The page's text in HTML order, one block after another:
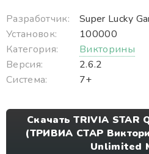
Разработчик:
Super Lucky
Установок:
100000
Категория:
Викторины
Версия:
2.6.2
Система:
7+
Скачать TRIVIA STAR
(ТРИВИА СТАР
Unlimited